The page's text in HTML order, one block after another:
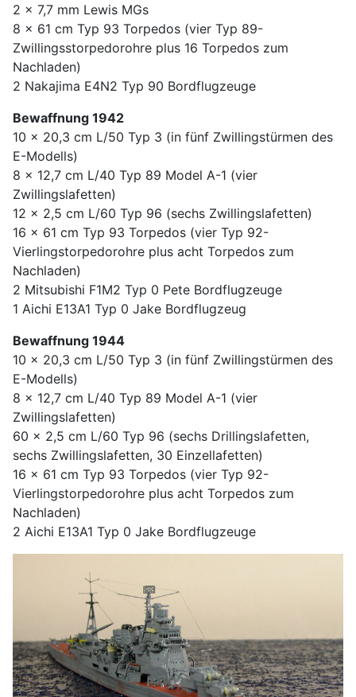
2 x 7,7 mm Lewis MGs
8 x 61 cm Typ 93 Torpedos (vier Typ 89-
Zwillingsstorpedorohre plus 16 Torpedos zum
Nachladen)
2 Nakajima E4N2 Typ 90 Bordflugzeuge
Bewaffnung 1942
10 x 20,3 cm L/50 Typ 3 (in fünf Zwillingstürmen des
E-Modells)
8 x 12,7 cm L/40 Typ 89 Model A-1 (vier
Zwillingslafetten)
12 x 2,5 cm L/60 Typ 96 (sechs Zwillingslafetten)
16 x 61 cm Typ 93 Torpedos (vier Typ 92-
Vierlingstorpedorohre plus acht Torpedos zum
Nachladen)
2 Mitsubishi F1M2 Typ 0 Pete Bordflugzeuge
1 Aichi E13A1 Typ 0 Jake Bordflugzeug
Bewaffnung 1944
10 x 20,3 cm L/50 Typ 3 (in fünf Zwillingstürmen des
E-Modells)
8 x 12,7 cm L/40 Typ 89 Model A-1 (vier
Zwillingslafetten)
60 x 2,5 cm L/60 Typ 96 (sechs Drillingslafetten,
sechs Zwillingslafetten, 30 Einzellafetten)
16 x 61 cm Typ 93 Torpedos (vier Typ 92-
Vierlingstorpedorohre plus acht Torpedos zum
Nachladen)
2 Aichi E13A1 Typ 0 Jake Bordflugzeuge